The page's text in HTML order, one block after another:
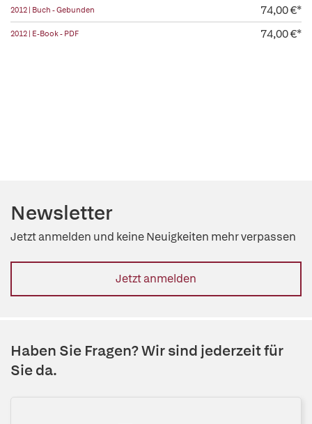
2012 | Buch - Gebunden 74,00 €*
2012 | E-Book - PDF 74,00 €*
Newsletter
Jetzt anmelden und keine Neuigkeiten mehr verpassen
Jetzt anmelden
Haben Sie Fragen? Wir sind jederzeit für
Sie da.